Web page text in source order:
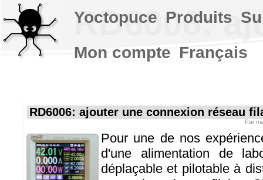
RD6006:
RD6006: ajouter une connexion réseau
Par
Pour une de nos
d'une alimentation de
déplaçable et pilotable à
Yoctopuce Produits
Mon compte Français